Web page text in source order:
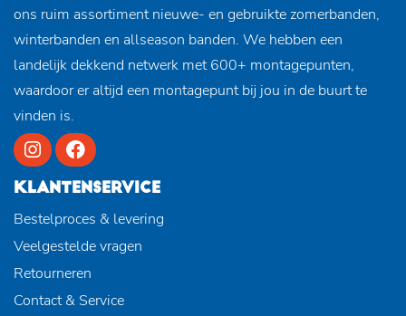
ons ruim assortiment nieuwe- en gebruikte zomerbanden,
winterbanden en allseason banden. We hebben een
landelijk dekkend netwerk met 600+ montagepunten,
waardoor er altijd een montagepunt bij jou in de buurt te
vinden is.
KLANTENSERVICE
Bestelproces & levering
Veelgestelde vragen
Retourneren
Contact & Service